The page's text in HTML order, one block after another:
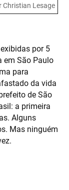
Christian Lesage
por 5
em São Paulo
para
da vida
de São
a primeira
Alguns
Mas ninguém